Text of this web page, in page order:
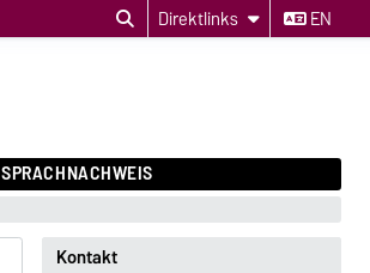
Direktlinks EN
SPRACHNACHWEIS
Kontakt